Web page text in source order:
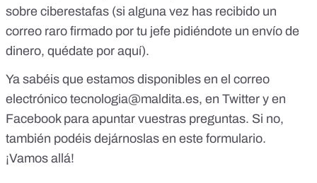
sobre ciberestafas (si alguna vez has recibido un
correo raro firmado por tu jefe pidiéndote un envío de
dinero, quédate por aquí).
Ya sabéis que estamos disponibles en el correo
electrónico tecnologia@maldita.es, en Twitter y en
Facebookpara apuntar vuestras preguntas. Si no,
también podéis dejárnoslas en este formulario.
¡Vamos allá!